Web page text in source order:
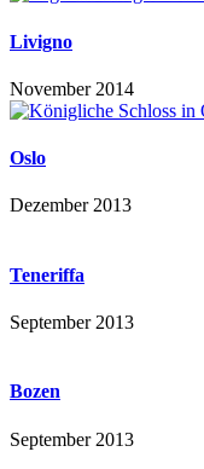
Livigno
November 2014
Oslo
Dezember 2013
Teneriffa
September 2013
Bozen
September 2013